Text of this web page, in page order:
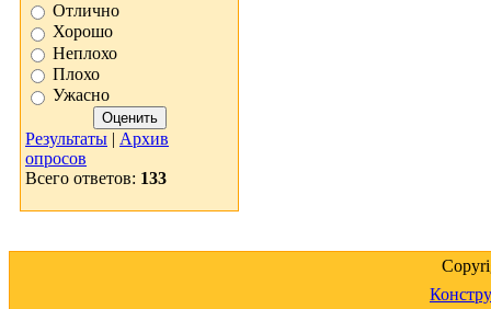
Отлично
Хорошо
Неплохо
Плохо
Ужасно
Результаты | Архив
опросов
Всего ответов: 133